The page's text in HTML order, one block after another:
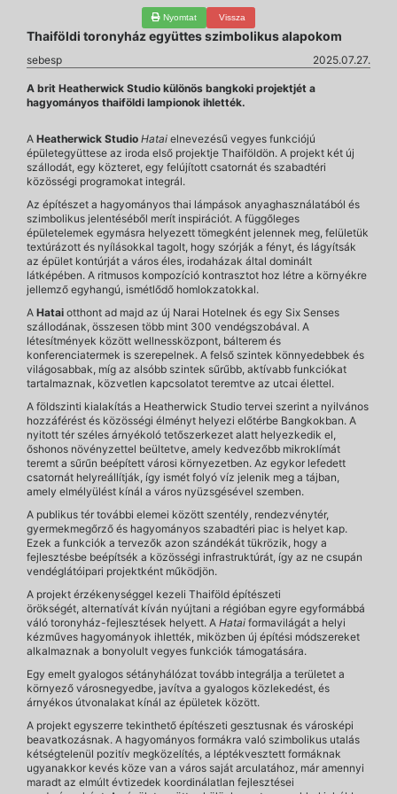
Nyomtat Vissza
Thaiföldi toronyház együttes szimbolikus alapokom
sebesp 2025.07.27.
A brit Heatherwick Studio különös bangkoki projektjét a
hagyományos thaiföldi lampionok ihlették.
A Heatherwick Studio Hatai elnevezésű vegyes funkciójú
épületegyüttese az iroda első projektje Thaiföldön. A projekt két új
szállodát, egy közteret, egy felújított csatornát és szabadtéri
közösségi programokat integrál.
Az építészet a hagyományos thai lámpások anyaghasználatából és
szimbolikus jelentéséből merít inspirációt. A függőleges
épületelemek egymásra helyezett tömegként jelennek meg, felületük
textúrázott és nyílásokkal tagolt, hogy szórják a fényt, és lágyítsák
az épület kontúrját a város éles, irodaházak által dominált
látképében. A ritmusos kompozíció kontrasztot hoz létre a környékre
jellemző egyhangú, ismétlődő homlokzatokkal.
A Hatai otthont ad majd az új Narai Hotelnek és egy Six Senses
szállodának, összesen több mint 300 vendégszobával. A
létesítmények között wellnessközpont, bálterem és
konferenciatermek is szerepelnek. A felső szintek könnyedebbek és
világosabbak, míg az alsóbb szintek sűrűbb, aktívabb funkciókat
tartalmaznak, közvetlen kapcsolatot teremtve az utcai élettel.
A földszinti kialakítás a Heatherwick Studio tervei szerint a nyilvános
hozzáférést és közösségi élményt helyezi előtérbe Bangkokban. A
nyitott tér széles árnyékoló tetőszerkezet alatt helyezkedik el,
őshonos növényzettel beültetve, amely kedvezőbb mikroklímát
teremt a sűrűn beépített városi környezetben. Az egykor lefedett
csatornát helyreállítják, így ismét folyó víz jelenik meg a tájban,
amely elmélyülést kínál a város nyüzsgésével szemben.
A publikus tér további elemei között szentély, rendezvénytér,
gyermekmegőrző és hagyományos szabadtéri piac is helyet kap.
Ezek a funkciók a tervezők azon szándékát tükrözik, hogy a
fejlesztésbe beépítsék a közösségi infrastruktúrát, így az ne csupán
vendéglátóipari projektként működjön.
A projekt érzékenységgel kezeli Thaiföld építészeti
örökségét, alternatívát kíván nyújtani a régióban egyre egyformábbá
váló toronyház-fejlesztések helyett. A Hatai formavilágát a helyi
kézműves hagyományok ihlették, miközben új építési módszereket
alkalmaznak a bonyolult vegyes funkciók támogatására.
Egy emelt gyalogos sétányhálózat tovább integrálja a területet a
környező városnegyedbe, javítva a gyalogos közlekedést, és
árnyékos útvonalakat kínál az épületek között.
A projekt egyszerre tekinthető építészeti gesztusnak és városképi
beavatkozásnak. A hagyományos formákra való szimbolikus utalás
kétségtelenül pozitív megközelítés, a léptékvesztett formáknak
ugyanakkor kevés köze van a város saját arculatához, már amennyi
maradt az elmúlt évtizedek koordinálatlan fejlesztései